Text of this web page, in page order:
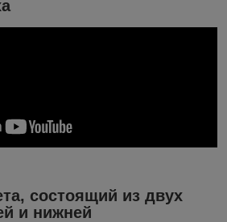
состоящий из двух
и нижней